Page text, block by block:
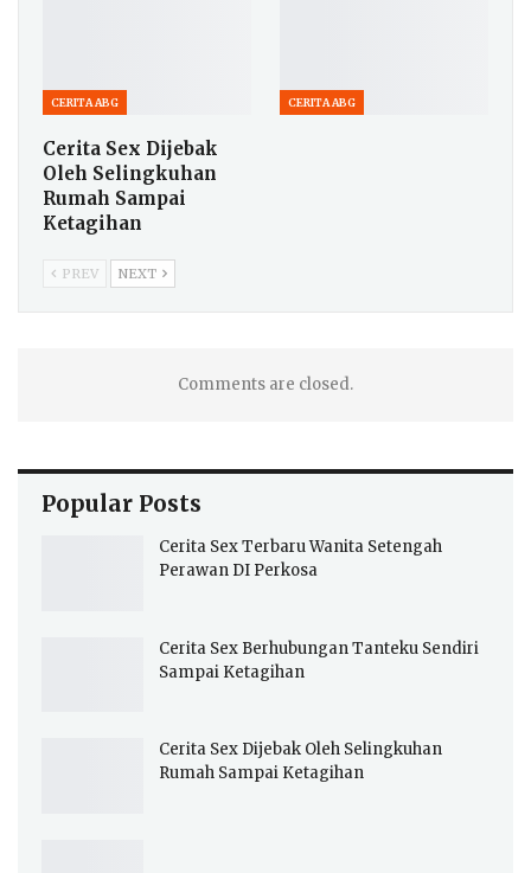
CERITA ABG
Cerita Sex Dijebak
Oleh Selingkuhan
Rumah Sampai
Ketagihan
CERITA ABG
PREV NEXT
Comments are closed.
Popular Posts
Cerita Sex Terbaru Wanita Setengah
Perawan DI Perkosa
Cerita Sex Berhubungan Tanteku Sendiri
Sampai Ketagihan
Cerita Sex Dijebak Oleh Selingkuhan
Rumah Sampai Ketagihan